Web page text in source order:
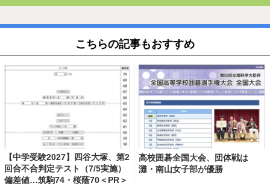
こちらの記事もおすすめ
【中学受験2027】四谷大塚、第2
回合不合判定テスト（7/5実施）
偏差値…筑駒74・桜蔭70＜PR＞
高校囲碁全国大会、団体戦は
灘・南山女子部が優勝